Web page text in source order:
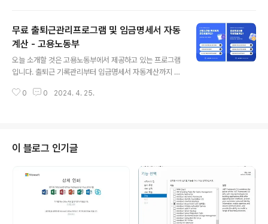
대표이사의 경우는 그 날자에 맞춰서 하면 되지만 감사의
경우에는 3년째 주총까지 임기라서 지금 하게 된 이유는
감사 중임때문이었습니다. 그래서 감사 중임을 하는 겸해
서 대표이사도 같이 하게 되었네요. 일단 온라인으로 셀프
전자등기를 하기 위해서는 2가지의 준비물이 있어야합니
다. 1. 인터넷이 연결된 컴퓨터 2. 전자증명서입니다. 바로
무료 출퇴근관리프로그램 및 임금명세서 자동
계산 - 고용노동부
오늘 소개할 것은 고용노동부에서 제공하고 있는 프로그램
입니다. 출퇴근 기록관리부터 임금명세서 자동계산까지 모
보시고 시험삼아 사용해보시기를 바랍니다.https://blog.
담스럽지 않으신가요? 인사,...blog.naver.com관련 설명
에 대한 내용이 있는 블로그를 링크합니다.그리고 위의 블
로그에서도 링크가있지만그냥 빠르게 받고 싶으신분들은
다음 링크로 가시면됩니다.https://www.moel.go.kr/w
ageCalMain.do 임금명세서 www.moel.go.kr사이
0 0 2024. 4. 25.
이 블로그 인기글